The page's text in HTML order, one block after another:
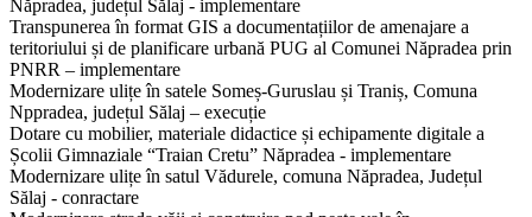
Năpradea, județul Sălaj - implementare
Transpunerea în format GIS a documentațiilor de amenajare a
teritoriului și de planificare urbană PUG al Comunei Năpradea prin
PNRR – implementare
Modernizare ulițe în satele Someș-Guruslau și Traniș, Comuna
Nppradea, județul Sălaj – execuție
Dotare cu mobilier, materiale didactice și echipamente digitale a
Școlii Gimnaziale “Traian Cretu” Năpradea - implementare
Modernizare ulițe în satul Vădurele, comuna Năpradea, Județul
Sălaj - conractare